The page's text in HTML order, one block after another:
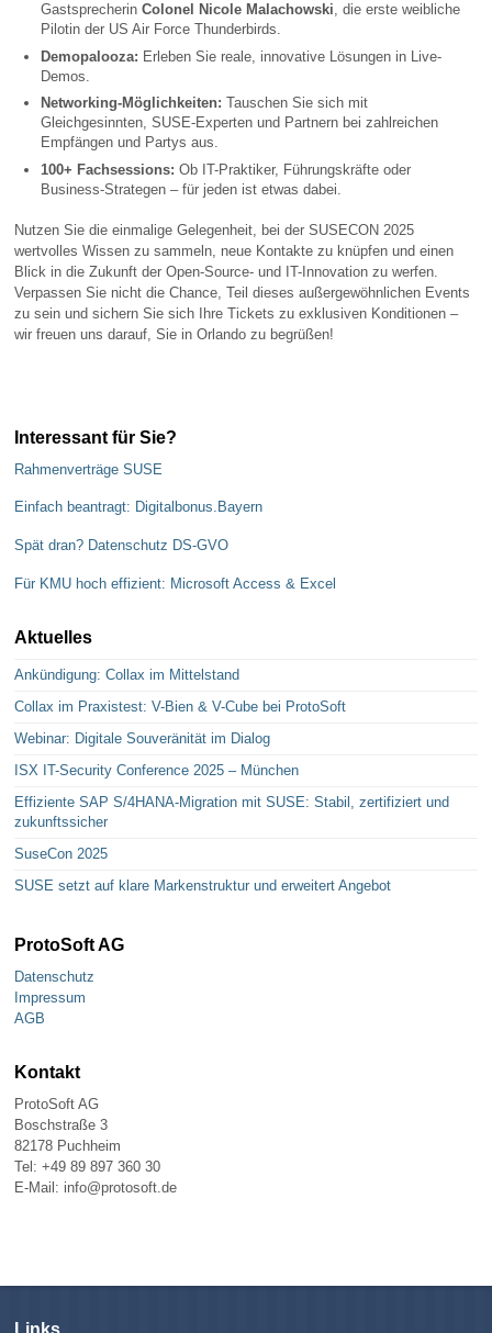
GastsprecherinColonel Nicole Malachowski, die erste weibliche
Pilotin der US Air Force Thunderbirds.
Demopalooza: Erleben Sie reale, innovative Lösungen in Live-
Demos.
Networking-Möglichkeiten: Tauschen Sie sich mit
Gleichgesinnten, SUSE-Experten und Partnern bei zahlreichen
Empfängen und Partys aus.
100+ Fachsessions: Ob IT-Praktiker, Führungskräfte oder
Business-Strategen – für jeden ist etwas dabei.
Nutzen Sie die einmalige Gelegenheit, bei der SUSECON 2025
wertvolles Wissen zu sammeln, neue Kontakte zu knüpfen und einen
Blick in die Zukunft der Open-Source- und IT-Innovation zu werfen.
Verpassen Sie nicht die Chance, Teil dieses außergewöhnlichen Events
zu sein und sichern Sie sich Ihre Tickets zu exklusiven Konditionen –
wir freuen uns darauf, Sie in Orlando zu begrüßen!
Interessant für Sie?
Rahmenverträge SUSE
Einfach beantragt: Digitalbonus.Bayern
Spät dran? Datenschutz DS-GVO
Für KMU hoch effizient: Microsoft Access & Excel
Aktuelles
Ankündigung: Collax im Mittelstand
Collax im Praxistest: V-Bien & V-Cube bei ProtoSoft
Webinar: Digitale Souveränität im Dialog
ISX IT-Security Conference 2025 – München
Effiziente SAP S/4HANA-Migration mit SUSE: Stabil, zertifiziert und
zukunftssicher
SuseCon 2025
SUSE setzt auf klare Markenstruktur und erweitert Angebot
ProtoSoft AG
Datenschutz
Impressum
AGB
Kontakt
ProtoSoft AG
Boschstraße 3
82178 Puchheim
Tel: +49 89 897 360 30
E-Mail: info@protosoft.de
Links